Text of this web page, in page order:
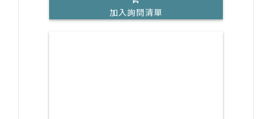
加入詢問清單